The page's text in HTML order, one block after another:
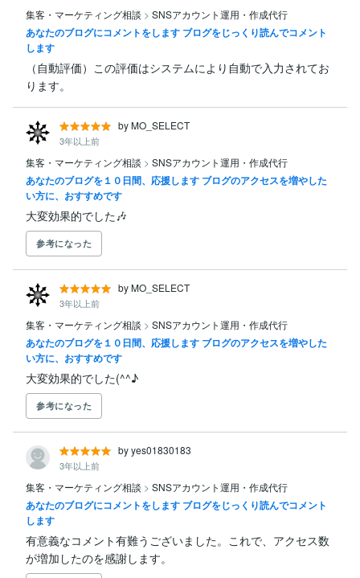
集客・マーケティング相談 > SNSアカウント運用・作成代行
あなたのブログにコメントをします ブログをじっくり読んでコメント
します
（自動評価）この評価はシステムにより自動で入力されてお
ります。
by MO_SELECT
3年以上前
集客・マーケティング相談 > SNSアカウント運用・作成代行
あなたのブログを１０日間、応援します ブログのアクセスを増やした
い方に、おすすめです
大変効果的でした🎶
参考になった
by MO_SELECT
3年以上前
集客・マーケティング相談 > SNSアカウント運用・作成代行
あなたのブログを１０日間、応援します ブログのアクセスを増やした
い方に、おすすめです
大変効果的でした(^^♪
参考になった
by yes01830183
3年以上前
集客・マーケティング相談 > SNSアカウント運用・作成代行
あなたのブログにコメントをします ブログをじっくり読んでコメント
します
有意義なコメント有難うございました。これで、アクセス数
が増加したのを感謝します。